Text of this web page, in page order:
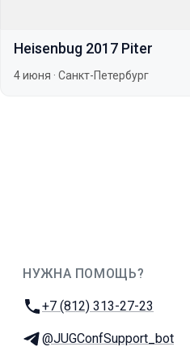
Heisenbug 2017 Piter
4 июня · Санкт-Петербург
НУЖНА ПОМОЩЬ?
Телефон:
+7 (812) 313-27-23
Телеграм:
@JUGConfSupport_bot